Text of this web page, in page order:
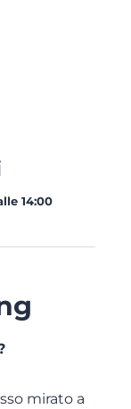
14:00
mirato a